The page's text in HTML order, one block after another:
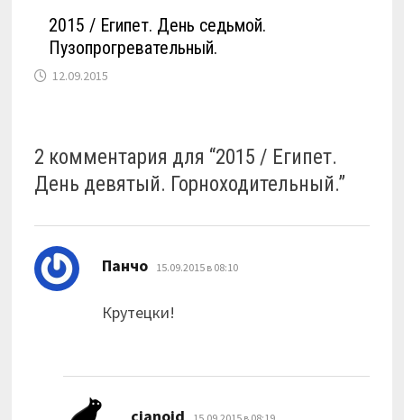
2015 / Египет. День седьмой.
Пузопрогревательный.
12.09.2015
2 комментария для “2015 / Египет.
День девятый. Горноходительный.”
Панчо: 15.09.2015 в 08:10
Крутецки!